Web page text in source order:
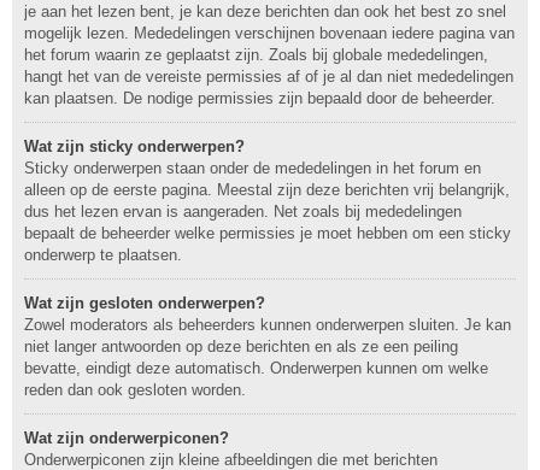
je aan het lezen bent, je kan deze berichten dan ook het best zo snel
mogelijk lezen. Mededelingen verschijnen bovenaan iedere pagina van
het forum waarin ze geplaatst zijn. Zoals bij globale mededelingen,
hangt het van de vereiste permissies af of je al dan niet mededelingen
kan plaatsen. De nodige permissies zijn bepaald door de beheerder.
Wat zijn sticky onderwerpen?
Sticky onderwerpen staan onder de mededelingen in het forum en
alleen op de eerste pagina. Meestal zijn deze berichten vrij belangrijk,
dus het lezen ervan is aangeraden. Net zoals bij mededelingen
bepaalt de beheerder welke permissies je moet hebben om een sticky
onderwerp te plaatsen.
Wat zijn gesloten onderwerpen?
Zowel moderators als beheerders kunnen onderwerpen sluiten. Je kan
niet langer antwoorden op deze berichten en als ze een peiling
bevatte, eindigt deze automatisch. Onderwerpen kunnen om welke
reden dan ook gesloten worden.
Wat zijn onderwerpiconen?
Onderwerpiconen zijn kleine afbeeldingen die met berichten